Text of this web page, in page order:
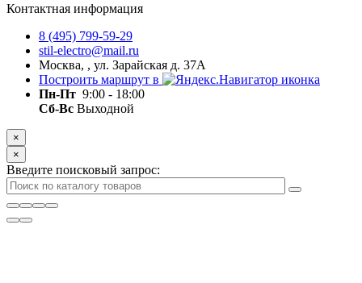
Контактная информация
8 (495) 799-59-29
stil-electro@mail.ru
Москва, , ул. Зарайская д. 37А
Построить маршрут в
Пн-Пт 9:00 - 18:00
Сб-Вс Выходной
×
×
Введите поисковый запрос: